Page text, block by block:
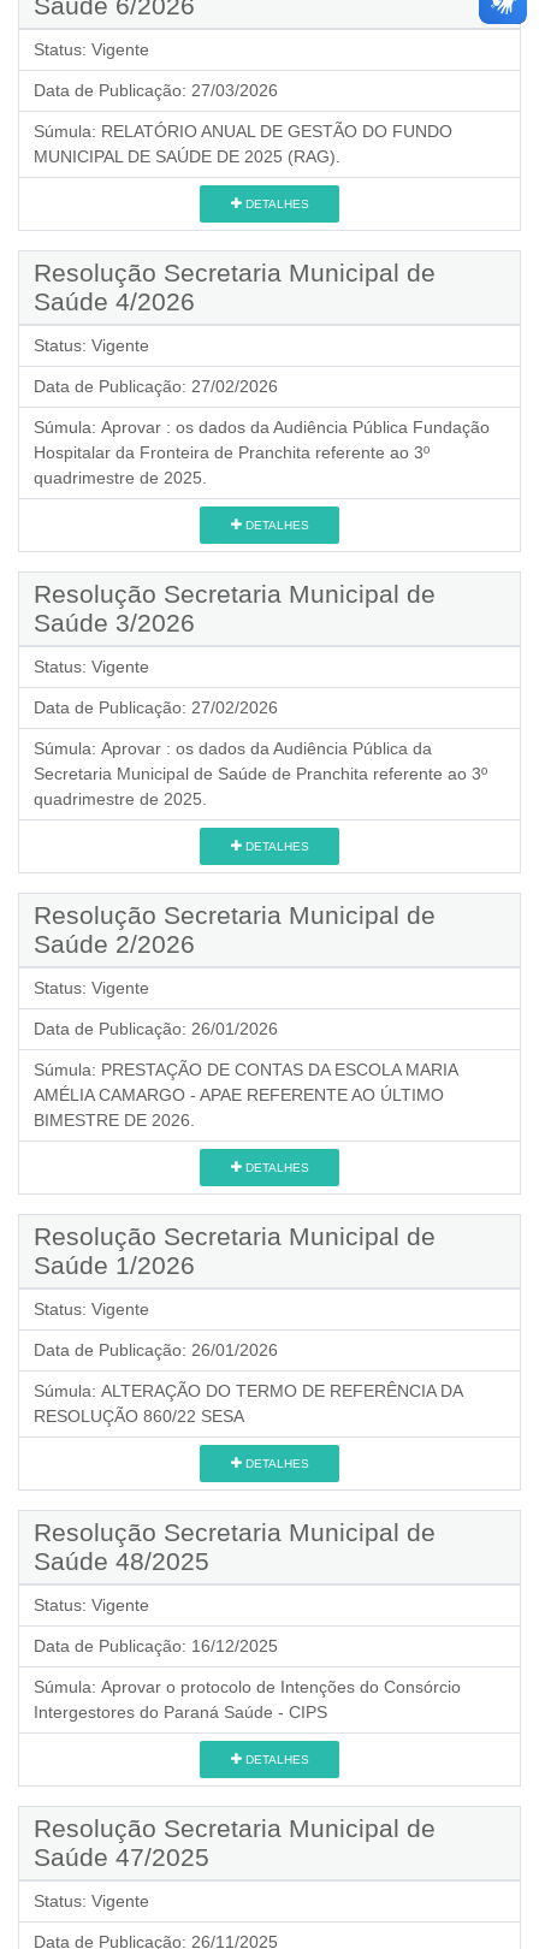
Status: Vigente
Data de Publicação: 27/03/2026
Súmula: RELATÓRIO ANUAL DE GESTÃO DO FUNDO
MUNICIPAL DE SAÚDE DE 2025 (RAG).
DETALHES
Resolução Secretaria Municipal de
Saúde 4/2026
Status: Vigente
Data de Publicação: 27/02/2026
Súmula: Aprovar : os dados da Audiência Pública Fundação
Hospitalar da Fronteira de Pranchita referente ao 3º
quadrimestre de 2025.
DETALHES
Resolução Secretaria Municipal de
Saúde 3/2026
Status: Vigente
Data de Publicação: 27/02/2026
Súmula: Aprovar : os dados da Audiência Pública da
Secretaria Municipal de Saúde de Pranchita referente ao 3º
quadrimestre de 2025.
DETALHES
Resolução Secretaria Municipal de
Saúde 2/2026
Status: Vigente
Data de Publicação: 26/01/2026
Súmula: PRESTAÇÃO DE CONTAS DA ESCOLA MARIA
AMÉLIA CAMARGO - APAE REFERENTE AO ÚLTIMO
BIMESTRE DE 2026.
DETALHES
Resolução Secretaria Municipal de
Saúde 1/2026
Status: Vigente
Data de Publicação: 26/01/2026
Súmula: ALTERAÇÃO DO TERMO DE REFERÊNCIA DA
RESOLUÇÃO 860/22 SESA
DETALHES
Resolução Secretaria Municipal de
Saúde 48/2025
Status: Vigente
Data de Publicação: 16/12/2025
Súmula: Aprovar o protocolo de Intenções do Consórcio
Intergestores do Paraná Saúde - CIPS
DETALHES
Resolução Secretaria Municipal de
Saúde 47/2025
Status: Vigente
Data de Publicação: 26/11/2025